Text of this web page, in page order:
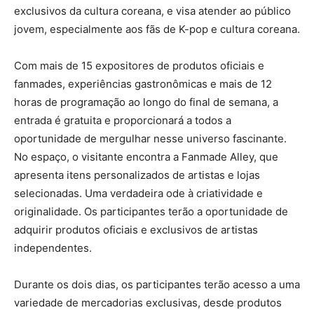
exclusivos da cultura coreana, e visa atender ao público
jovem, especialmente aos fãs de K-pop e cultura coreana.
Com mais de 15 expositores de produtos oficiais e
fanmades, experiências gastronômicas e mais de 12
horas de programação ao longo do final de semana, a
entrada é gratuita e proporcionará a todos a
oportunidade de mergulhar nesse universo fascinante.
No espaço, o visitante encontra a Fanmade Alley, que
apresenta itens personalizados de artistas e lojas
selecionadas. Uma verdadeira ode à criatividade e
originalidade. Os participantes terão a oportunidade de
adquirir produtos oficiais e exclusivos de artistas
independentes.
Durante os dois dias, os participantes terão acesso a uma
variedade de mercadorias exclusivas, desde produtos